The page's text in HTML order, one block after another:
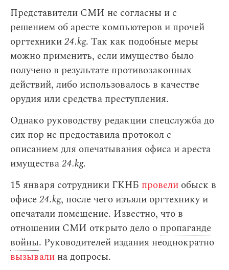
Представители СМИ не согласны и с
решением об аресте компьютеров и прочей
оргтехники24.kg. Так как подобные меры
можно применить, если имущество было
получено в результате противозаконных
действий, либо использовалось в качестве
орудия или средства преступления.
Однако руководству редакции спецслужба до
сих пор не предоставила протокол с
описанием для опечатывания офиса и ареста
имущества24.kg.
15 января сотрудники ГКНБ провели обыск в
офисе24.kg, после чего изъяли оргтехнику и
опечатали помещение. Известно, что в
отношении СМИ открыто дело о пропаганде
войны. Руководителей издания неоднократно
вызывали на допросы.